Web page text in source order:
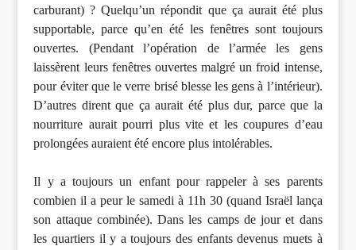
carburant) ? Quelqu’un répondit que ça aurait été plus
supportable, parce qu’en été les fenêtres sont toujours
ouvertes. (Pendant l’opération de l’armée les gens
laissèrent leurs fenêtres ouvertes malgré un froid intense,
pour éviter que le verre brisé blesse les gens à l’intérieur).
D’autres dirent que ça aurait été plus dur, parce que la
nourriture aurait pourri plus vite et les coupures d’eau
prolongées auraient été encore plus intolérables.
Il y a toujours un enfant pour rappeler à ses parents
combien il a peur le samedi à 11h 30 (quand Israël lança
son attaque combinée). Dans les camps de jour et dans
les quartiers il y a toujours des enfants devenus muets à